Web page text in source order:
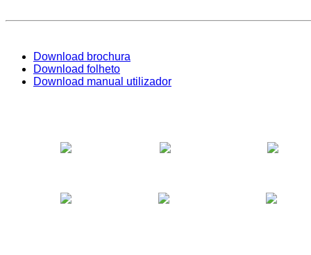
Download brochura
Download folheto
Download manual utilizador